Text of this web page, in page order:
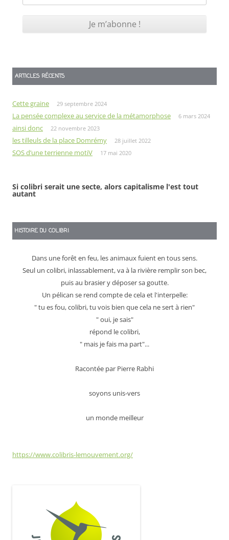
ARTICLES RÉCENTS
Cette graine 29 septembre 2024
La pensée complexe au service de la métamorphose 6 mars 2024
ainsi donc 22 novembre 2023
les tilleuls de la place Domrémy 28 juillet 2022
SOS d’une terrienne motiV 17 mai 2020
Si colibri serait une secte, alors capitalisme l'est tout
autant
HISTOIRE DU COLIBRI
Dans une forêt en feu, les animaux fuient en tous sens.
Seul un colibri, inlassablement, va à la rivière remplir son bec,
puis au brasier y déposer sa goutte.
Un pélican se rend compte de cela et l'interpelle:
" tu es fou, colibri, tu vois bien que cela ne sert à rien"
" oui, je sais"
répond le colibri,
" mais je fais ma part"...
Racontée par Pierre Rabhi
soyons unis-vers
un monde meilleur
https://www.colibris-lemouvement.org/